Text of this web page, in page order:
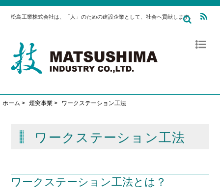
松島工業株式会社は、「人」のための建設企業として、社会へ貢献します。
ホーム > 煙突事業 > ワークステーション工法
ワークステーション工法
ワークステーション工法とは？